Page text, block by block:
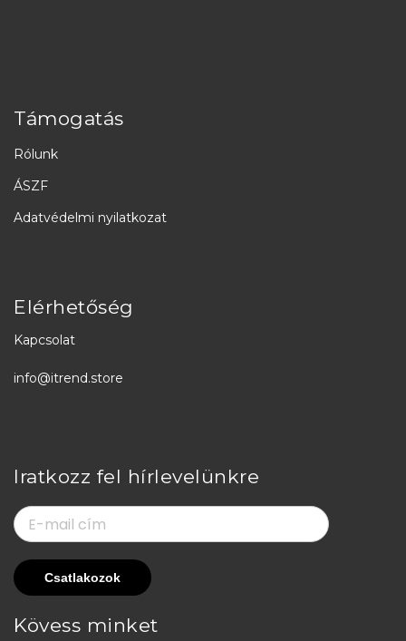
Támogatás
Rólunk
ÁSZF
Adatvédelmi nyilatkozat
Elérhetőség
Kapcsolat
info@itrend.store
Iratkozz fel hírlevelünkre
Kövess minket